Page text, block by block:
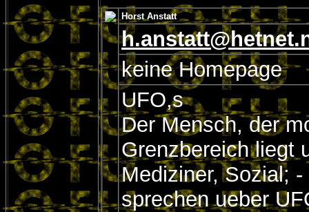
Horst Anstatt
keine Homepage
UFO,s
Der Mensch, der
Grenzbereich liegt
Mediziner, Sozial;
sprechen ueber